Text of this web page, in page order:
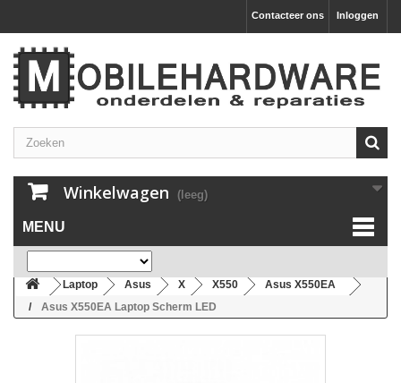
Inloggen
Contacteer ons
Winkelwagen (leeg)
MENU
Laptop Asus X X550
Asus X550EA
Asus X550EA Laptop Scherm LED